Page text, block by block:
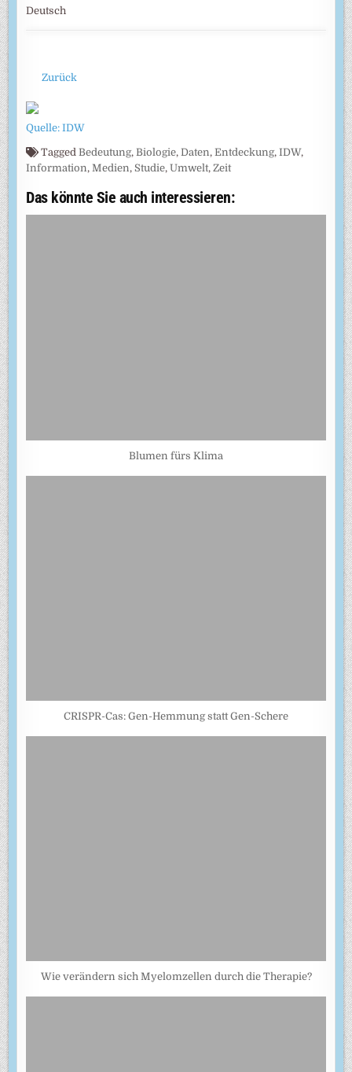
Deutsch
Zurück
Quelle: IDW
TaggedBedeutung,Biologie,Daten,Entdeckung,IDW,
Information,Medien, Studie,Umwelt,Zeit
Das könnte Sie auch interessieren:
Blumen fürs Klima
CRISPR-Cas: Gen-Hemmung statt Gen-Schere
Wie verändern sich Myelomzellen durch die Therapie?